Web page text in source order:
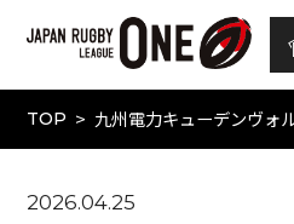
TOP 九州電力キューデンヴォ
2026.04.25